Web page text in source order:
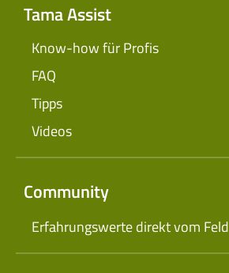
Tama Assist
Know-how für Profis
FAQ
Tipps
Videos
Community
Erfahrungswerte direkt vom Feld